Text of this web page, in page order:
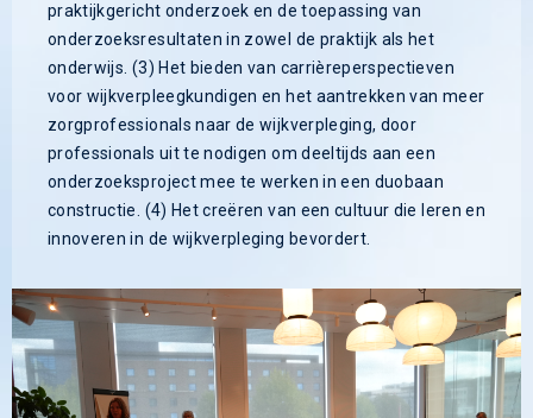
praktijkgericht onderzoek en de toepassing van
onderzoeksresultaten in zowel de praktijk als het
onderwijs. (3) Het bieden van carrièreperspectieven
voor wijkverpleegkundigen en het aantrekken van meer
zorgprofessionals naar de wijkverpleging, door
professionals uit te nodigen om deeltijds aan een
onderzoeksproject mee te werken in een duobaan
constructie. (4) Het creëren van een cultuur die leren en
innoveren in de wijkverpleging bevordert.